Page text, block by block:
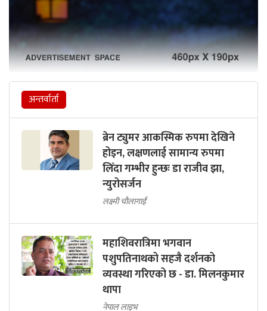
अन्तर्वार्ता
ब्रेन ट्युमर आकस्मिक रुपमा देखिने
होइन, लक्षणलाई सामान्य रुपमा
लिँदा गम्भीर हुन्छः डा राजीव झा,
न्युरोसर्जन
लक्ष्मी चौलागाईं
महाशिवरात्रिमा भगवान
पशुपतिनाथको सहजै दर्शनको
व्यवस्था गरिएको छ - डा. मिलनकुमार
थापा
नेपाल लाइभ